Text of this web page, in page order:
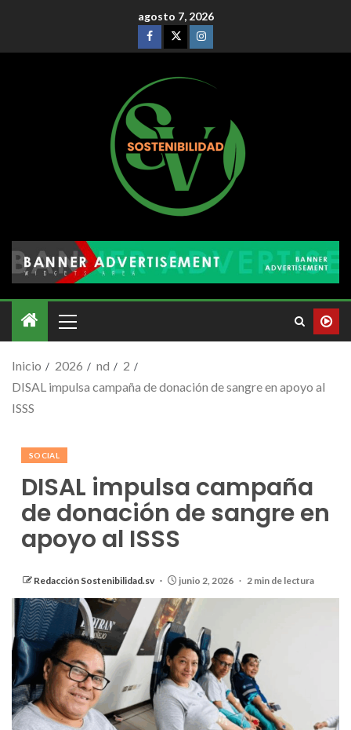
agosto 7, 2026
Inicio 2026 nd
2
DISAL impulsa campaña de donación de sangre en apoyo al
ISSS
SOCIAL
DISAL impulsa campaña
de donación de sangre en
apoyo al ISSS
Redacción Sostenibilidad.sv junio 2, 2026 2 min de lectura